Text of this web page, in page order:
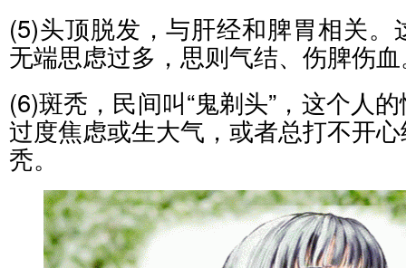
(5)头顶脱发，与肝经和脾胃相关。
无端思虑过多，思则气结、伤脾伤
(6)斑秃，民间叫“鬼剃头”，这个人
过度焦虑或生大气，或者总打不开
秃。